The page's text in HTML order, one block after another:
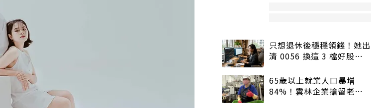
只想退休後穩穩領錢！她出
清 0056 換這 3 檔好股：
65歲以上就業人口暴增
84%！雲林企業搶留老員